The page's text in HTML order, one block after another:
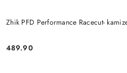
Zhik PFD Performance Racecut-
Cena:
489.90